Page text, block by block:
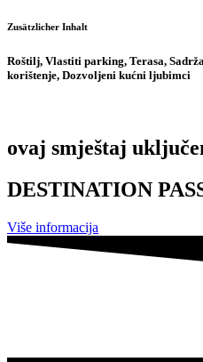
Zusätzlicher Inhalt
Roštilj, Vlastiti parking, Terasa,
korištenje, Dozvoljeni kućni ljubimci
ovaj smještaj
DESTINATION
Više informacija